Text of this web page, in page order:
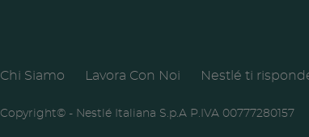
Condividi
Copia link
Footer
Chi Siamo Lavora Con Noi Nestlé ti
Copyright© - Nestlé Italiana S.p.A P.IVA 00777280157